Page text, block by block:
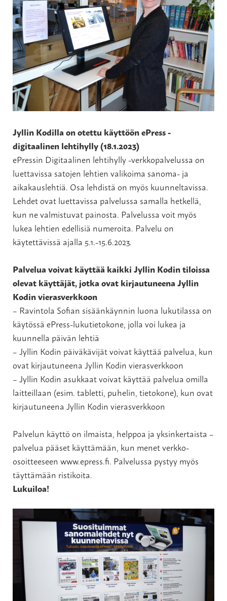
Jyllin Kodilla on otettu käyttöön ePress -
digitaalinen lehtihylly (18.1.2023)
ePressin Digitaalinen lehtihylly -verkkopalvelussa on
luettavissa satojen lehtien valikoima sanoma- ja
aikakauslehtiä. Osa lehdistä on myös kuunneltavissa.
Lehdet ovat luettavissa palvelussa samalla hetkellä,
kun ne valmistuvat painosta. Palvelussa voit myös
lukea lehtien edellisiä numeroita. Palvelu on
käytettävissä ajalla 5.1.-15.6.2023.
Palvelua voivat käyttää kaikki Jyllin Kodin tiloissa
olevat käyttäjät, jotka ovat kirjautuneena Jyllin
Kodin vierasverkkoon
– Ravintola Sofian sisäänkäynnin luona lukutilassa on
käytössä ePress-lukutietokone, jolla voi lukea ja
kuunnella päivän lehtiä
– Jyllin Kodin päiväkävijät voivat käyttää palvelua, kun
ovat kirjautuneena Jyllin Kodin vierasverkkoon
– Jyllin Kodin asukkaat voivat käyttää palvelua omilla
laitteillaan (esim. tabletti, puhelin, tietokone), kun ovat
kirjautuneena Jyllin Kodin vierasverkkoon
Palvelun käyttö on ilmaista, helppoa ja yksinkertaista –
palvelua pääset käyttämään, kun menet verkko-
osoitteeseen www.epress.fi. Palvelussa pystyy myös
täyttämään ristikoita.
Lukuiloa!